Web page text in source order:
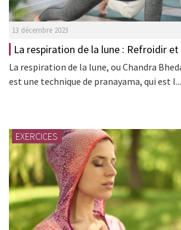
13 décembre 2023
La respiration de la lune : Refroidir
La respiration de la lune, ou Chandra
est une technique de pranayama, qui est l...
EXERCICES